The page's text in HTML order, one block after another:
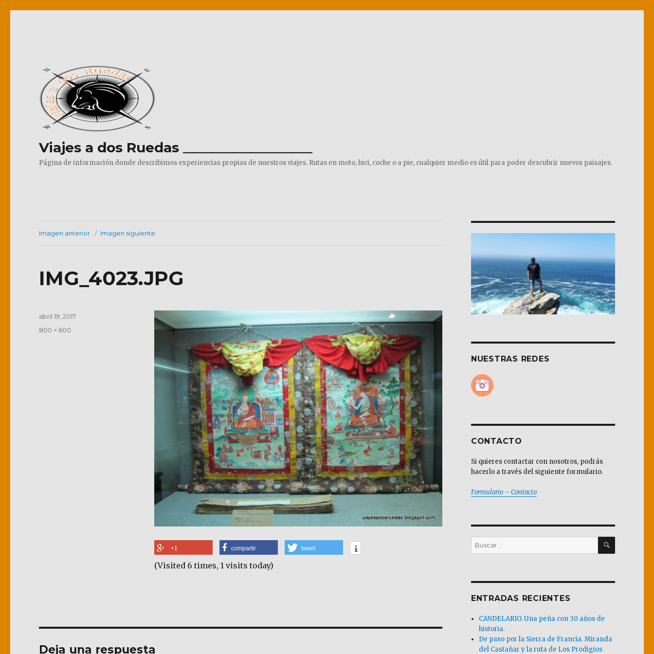
Viajes a dos Ruedas ___________________
Página de información donde describimos experiencias propias de nuestros viajes. Rutas en moto, bici, coche o a pie, cualquier medio es útil para poder descubrir nuevos paisajes.
Imagen anterior Imagen siguiente
IMG_4023.JPG
+1 compartir tweet
(Visited 6 times, 1 visits today)
Publicado
abril 19, 2017
Tamaño
800 × 600
Deja una respuesta
NUESTRAS REDES
CONTACTO
Si quieres contactar con nosotros, podrás
hacerlo a través del siguiente formulario.
Formulario – Contacto
Buscar
por:
BUSCAR
ENTRADAS RECIENTES
CANDELARIO. Una peña con 30 años de
historia.
De paso por la Sierra de Francia. Miranda
del Castañar y la ruta de Los Prodigios